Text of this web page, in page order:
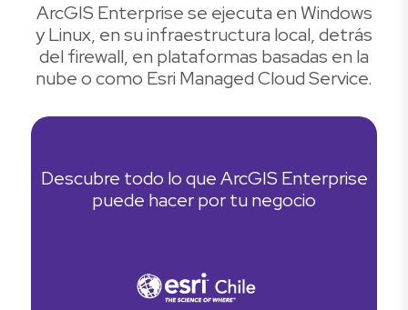
ArcGIS Enterprise se ejecuta en Windows
y Linux, en su infraestructura local, detrás
del firewall, en plataformas basadas en la
nube o como Esri Managed Cloud Service.
Descubre todo lo que ArcGIS Enterprise
puede hacer por tu negocio